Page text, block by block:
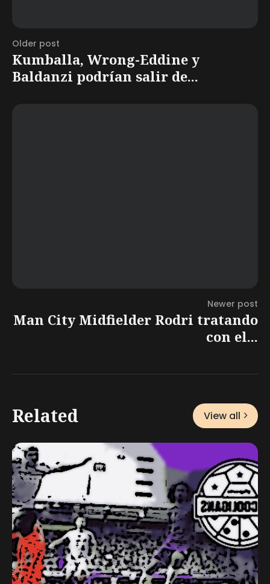
Older post
Kumballa, Wrong-Eddine y
Baldanzi podrían salir de...
Newer post
Man City Midfielder Rodri tratando
con el...
Related View all